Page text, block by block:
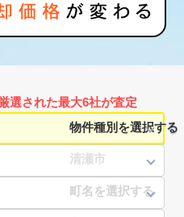
選された最大6社が査定